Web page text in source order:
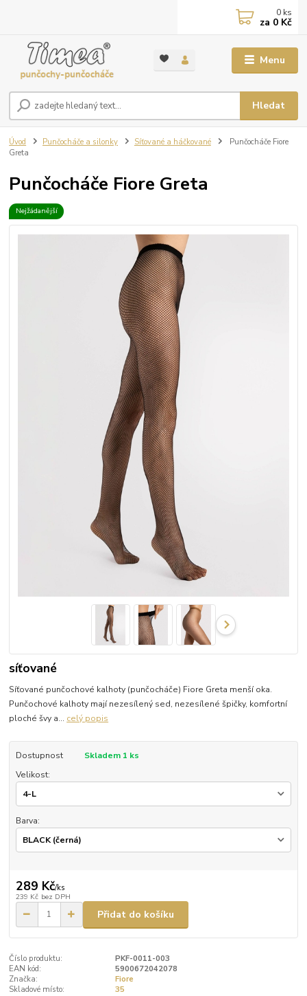
Menu
Hledat
0 ks
za 0 Kč
Úvod Punčocháče a silonky Síťované a háčkované
Punčocháče Fiore
Greta
Punčocháče Fiore Greta
Nejžádanější
síťované
Síťované punčochové kalhoty (punčocháče) Fiore Greta menší oka.
Punčochové kalhoty mají nezesílený sed, nezesílené špičky, komfortní
ploché švy a... celý popis
Dostupnost
Skladem 1 ks
Velikost:
Barva:
289 Kč/ks
239 Kč bez DPH
Přidat do košíku
Číslo produktu:
PKF-0011-003
EAN kód:
5900672042078
Značka:
Fiore
Skladové místo:
35